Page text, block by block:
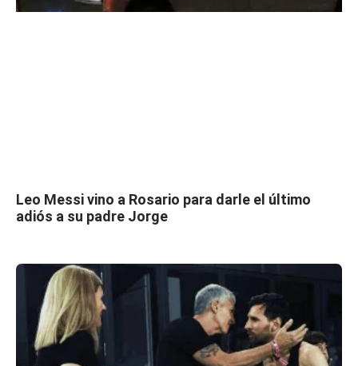
Leo Messi vino a Rosario para darle el último
adiós a su padre Jorge